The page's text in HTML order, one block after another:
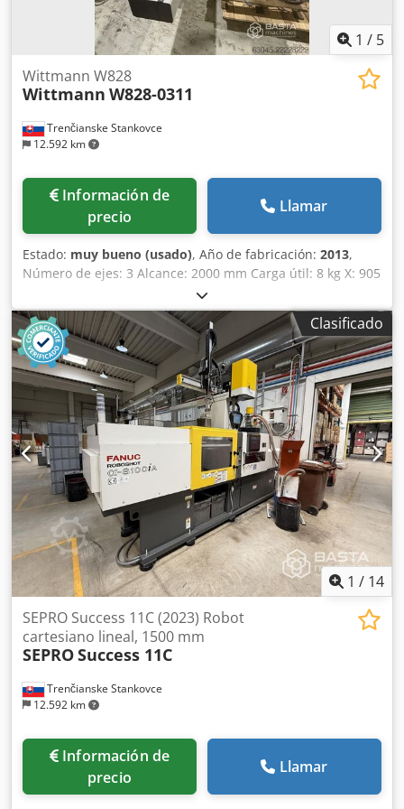
1 / 5
Trenčianske Stankovce
12.592 km
Wittmann W828
Wittmann W828-0311
Información de
precio
Llamar
Estado: muy bueno (usado), Año de fabricación: 2013,
Número de ejes: 3 Alcance: 2000 mm Carga útil: 8 kg X: 905
mm Y: 1200 mm Z: 2000 mm Con consola Modelo:
Wittmann W828-311 Control: CNC 8.2 Especificaciones
principales 1. Número de ejes: 4 (X, Y, Z + eje C neumático)
2. Recorrido en Z: 2000 mm 3. Recorrido en Y: 1200 mm 4.
Recorrido en X: 905 mm 5. Eje C: 0–90°, 15 Nm, neumático
6. Eje B: Servo 7. Eje A: No instalado Dcodozhni Tjpfx Apbsk
Equipamiento 1. Soporte de montaje estándar Euromap
(500 mm de altura) 2. 4 circuitos de vacío 3. Generador de
vacío Venturi con función de soplado 4. 2 válvulas
adicionales para la ventilación del molde 5. Acoplamiento
rápido del eje Y según la especificación LEGO 6. Interfaz
VDMA E12 (especificación LEGO) 7. Sincronización de la
cinta transportadora (ciclo de la cinta) 8. E/S digital n.º 1 y
n.º 3 9. Interfaz de usuario en danés 10. Manual de
instrucciones en danés
Clasificado
1 / 14
Trenčianske Stankovce
12.592 km
SEPRO Success 11C (2023) Robot
cartesiano lineal, 1500 mm
SEPROSuccess 11C
Información de
precio
Llamar